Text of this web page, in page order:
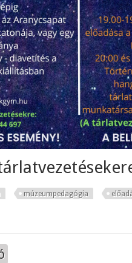
múzeumpedagógia